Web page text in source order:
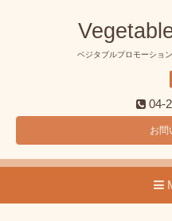
ベジタブルプロモーシ
04-
お問